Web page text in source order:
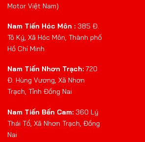
Motor Việt Nam)
Nam Tiến Hóc Môn : 385 Đ.
Tô Ký, Xã Hóc Môn, Thành phố
Hồ Chí Minh
Nam Tiến Nhơn Trạch: 720
Đ. Hùng Vương, Xã Nhơn
Trạch, Tỉnh Đồng Nai
Nam Tiến Bến Cam: 360 Lý
Thái Tổ, Xã Nhơn Trạch, Đồng
Nai